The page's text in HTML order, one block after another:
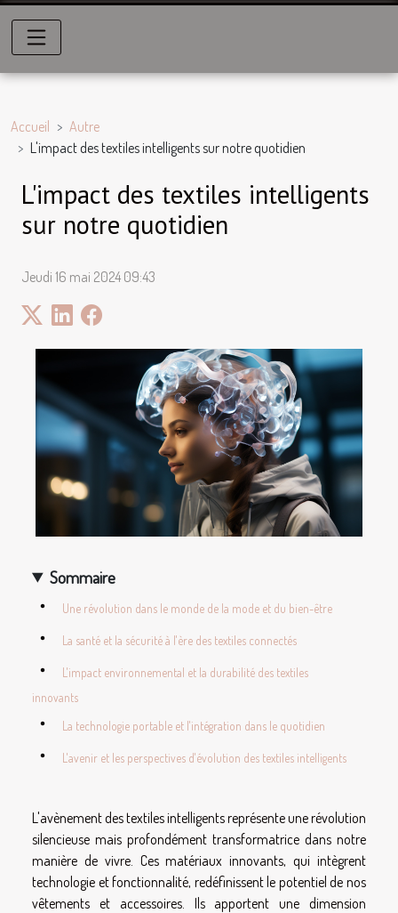
Accueil
Autre
L'impact des textiles intelligents sur notre quotidien
L'impact des textiles intelligents
sur notre quotidien
Jeudi 16 mai 2024 09:43
Sommaire
Une révolution dans le monde de la mode et du bien-être
La santé et la sécurité à l'ère des textiles connectés
L'impact environnemental et la durabilité des textiles
innovants
La technologie portable et l'intégration dans le quotidien
L'avenir et les perspectives d'évolution des textiles intelligents
L'avènement des textiles intelligents représente une révolution
silencieuse mais profondément transformatrice dans notre
manière de vivre. Ces matériaux innovants, qui intègrent
technologie et fonctionnalité, redéfinissent le potentiel de nos
vêtements et accessoires. Ils apportent une dimension